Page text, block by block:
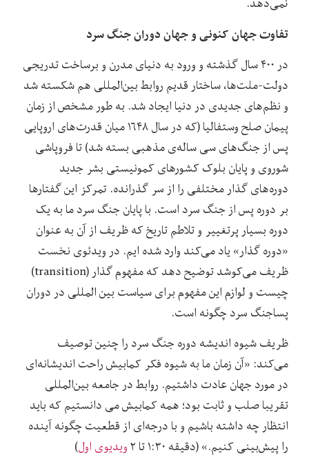
تفاوت جهان کنونی و جهان دوران جنگ سرد
در ۴۰۰ سال گذشته و ورود به دنیای مدرن و برساخت تدریجی
دولت‌-ملت‌ها، ساختار قدیم روابط بین‌المللی هم شکسته شد
و نظم‌های جدیدی در دنیا ایجاد شد. به طور مشخص از زمان
پیمان صلح وستفالیا (که در سال ۱۶۴۸ میان قدرت‌های اروپایی
پس از جنگ‌های سی ساله‌ی مذهبی بسته شد) تا فروپاشی
شوروی و پایان بلوک کشورهای کمونیستی بشر جدید
دوره‌های گذار مختلفی را از سر گذرانده. تمرکز این گفتارها
بر دوره پس از جنگ سرد است. با پایان جنگ سرد ما به یک
دوره بسیار پرتغییر و تلاطم تاریخ که ظریف از آن به عنوان
«دوره گذار» یاد می‌کند وارد شده ایم. در ویدئوی نخست
ظریف می‌کوشد توضیح دهد که مفهوم گذار (transition)
چیست و لوازم این مفهوم برای سیاست بین المللی در دوران
پساجنگ سرد چگونه است.
ظریف شیوه اندیشه دوره جنگ سرد را چنین توصیف
می‌کند: «آن زمان ما به شیوه فکر کمابیش راحت اندیشانه‌ای
در مورد جهان عادت داشتیم. روابط در جامعه بین‌المللی
تقریبا صلب و ثابت بود؛ همه کمابیش می دانستیم که باید
انتظار چه داشته باشیم و با درجه‌ای از قطعیت چگونه آینده
را پیش‌بینی کنیم.» (دقیقه ۱:۳۰ تا ۲
ویدیوی اول)